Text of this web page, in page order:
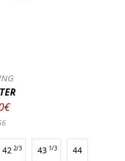
42 2/3 43 1/3 44